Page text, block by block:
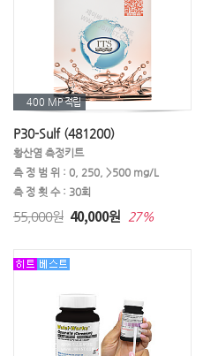
400 MP적립
P30-Sulf (481200)
황산염 측정키트
측 정 범 위 : 0, 250, >500 mg/L
측 정 횟 수 : 30회
55,000원 40,000원 27%